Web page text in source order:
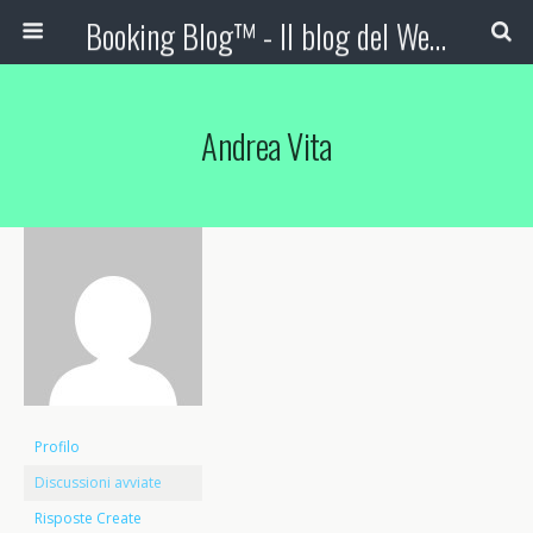
Booking Blog™ - Il blog del Web Marketing Turistico
Andrea Vita
Profilo
Discussioni avviate
Risposte Create